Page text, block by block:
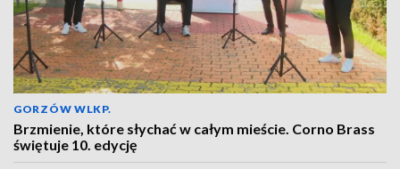
GORZÓW WLKP.
Brzmienie, które słychać w całym mieście. Corno Brass
świętuje 10. edycję